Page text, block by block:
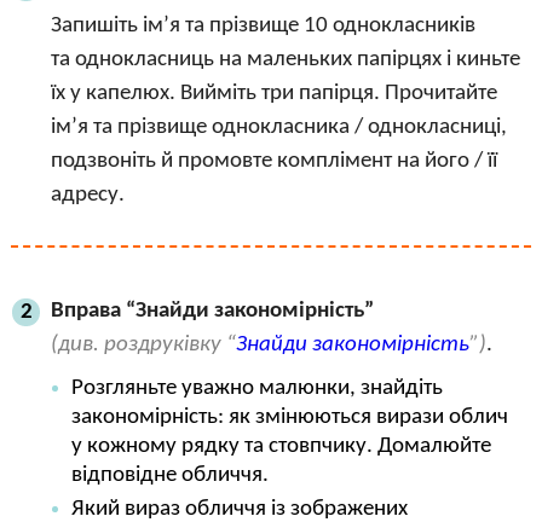
Запишіть ім’я та прізвище 10 однокласників
та однокласниць на маленьких папірцях і киньте
їх у капелюх. Вийміть три папірця. Прочитайте
ім’я та прізвище однокласника / однокласниці,
подзвоніть й промовте комплімент на його / її
адресу.
2
Вправа “Знайди закономірність”
(див. роздруківку “Знайди закономірність”).
Розгляньте уважно малюнки, знайдіть
закономірність: як змінюються вирази облич
у кожному рядку та стовпчику. Домалюйте
відповідне обличчя.
Який вираз обличчя із зображених